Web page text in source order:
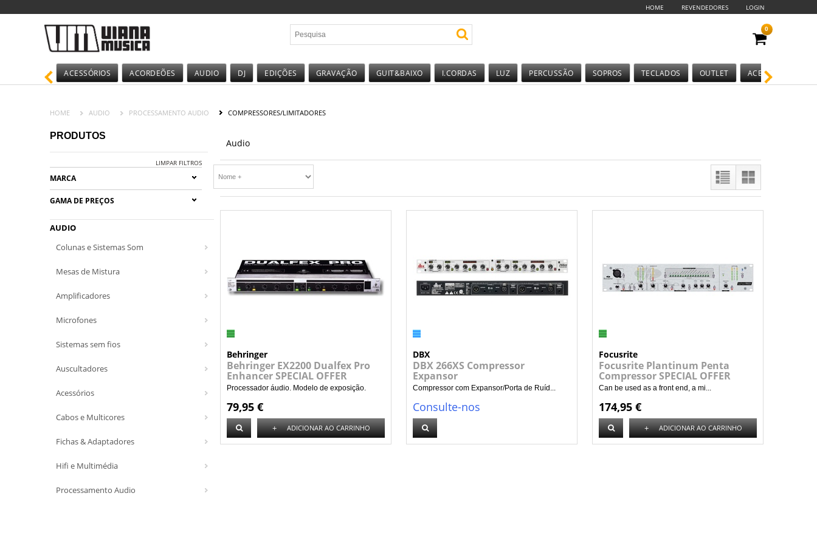
HOME REVENDEDORES LOGIN
0
ACESSÓRIOS ACORDEÕES AUDIO DJ EDIÇÕES GRAVAÇÃO GUIT&BAIXO I.CORDAS LUZ PERCUSSÃO SOPROS TECLADOS OUTLET ACESSÓRIOS
HOME AUDIO PROCESSAMENTO AUDIO COMPRESSORES/LIMITADORES
PRODUTOS
LIMPAR FILTROS
MARCA
GAMA DE PREÇOS
AUDIO
Colunas e Sistemas Som
Mesas de Mistura
Amplificadores
Microfones
Sistemas sem fios
Auscultadores
Acessórios
Cabos e Multicores
Fichas & Adaptadores
Hifi e Multimédia
Processamento Audio
Audio
Behringer
Behringer EX2200 Dualfex Pro
Enhancer SPECIAL OFFER
Processador áudio. Modelo de exposição.
79,95 €
+ ADICIONAR AO CARRINHO
DBX
DBX 266XS Compressor
Expansor
Compressor com Expansor/Porta de Ruíd...
Consulte-nos
Focusrite
Focusrite Plantinum Penta
Compressor SPECIAL OFFER
Can be used as a front end, a mi...
174,95 €
+ ADICIONAR AO CARRINHO